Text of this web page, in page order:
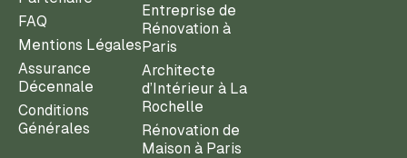
FAQ
Mentions Légales
Assurance
Décennale
Conditions
Générales
Entreprise de
Rénovation à
Paris
Architecte
d’Intérieur à La
Rochelle
Rénovation de
Maison à Paris